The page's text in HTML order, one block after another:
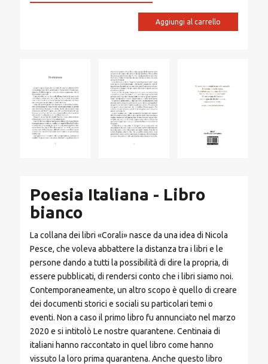
attuale
Aggiungi al carrello
Poesia Italiana - Libro
bianco
La collana dei libri «Corali» nasce da una idea di Nicola
Pesce, che voleva abbattere la distanza tra i libri e le
persone dando a tutti la possibilità di dire la propria, di
essere pubblicati, di rendersi conto che i libri siamo noi.
Contemporaneamente, un altro scopo è quello di creare
dei documenti storici e sociali su particolari temi o
eventi. Non a caso il primo libro fu annunciato nel marzo
2020 e si intitolò Le nostre quarantene. Centinaia di
italiani hanno raccontato in quel libro come hanno
vissuto la loro prima quarantena. Anche questo libro